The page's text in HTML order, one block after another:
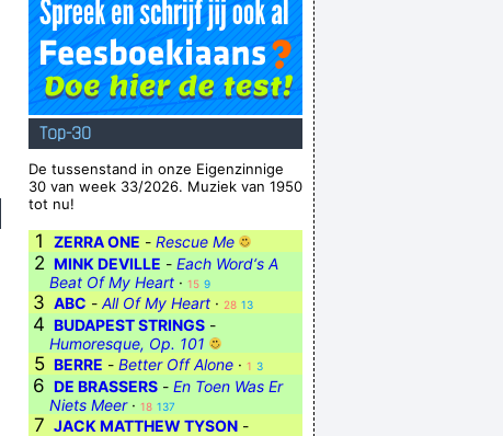
Top-30
De tussenstand in onze Eigenzinnige
30 van week 33/2026. Muziek van 1950
tot nu!
1 ZERRA ONE - Rescue Me
2 MINK DEVILLE - Each Word‘s A
Beat Of My Heart · 15 9
3 ABC - All Of My Heart · 28 13
4 BUDAPEST STRINGS -
Humoresque, Op. 101
5 BERRE - Better Off Alone · 1 3
6 DE BRASSERS - En Toen Was Er
Niets Meer· 18 137
7 JACK MATTHEW TYSON -